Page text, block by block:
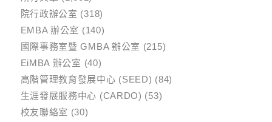
院行政辦公室 (318)
EMBA 辦公室 (140)
國際事務室暨 GMBA 辦公室 (215)
EiMBA 辦公室 (40)
高階管理教育發展中心 (SEED) (84)
生涯發展服務中心 (CARDO) (53)
校友聯絡室 (30)